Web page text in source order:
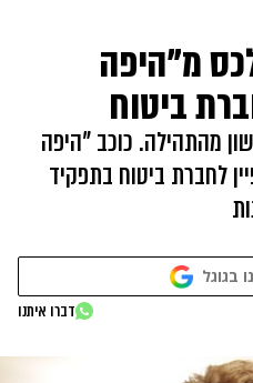
מ"היפה
ביטוח
מהתהילה. כוכב "היפה
לחברת ביטוח בתפקיד
בגוגל
דברו איתנו